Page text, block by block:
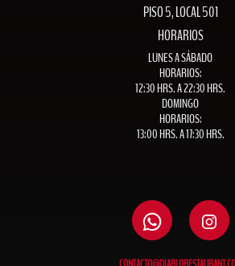
PISO 5, LOCAL 501
HORARIOS
LUNES A SÁBADO
HORARIOS:
12:30 HRS. A 22:30 HRS.
DOMINGO
HORARIOS:
13:00 HRS. A 17:30 HRS.